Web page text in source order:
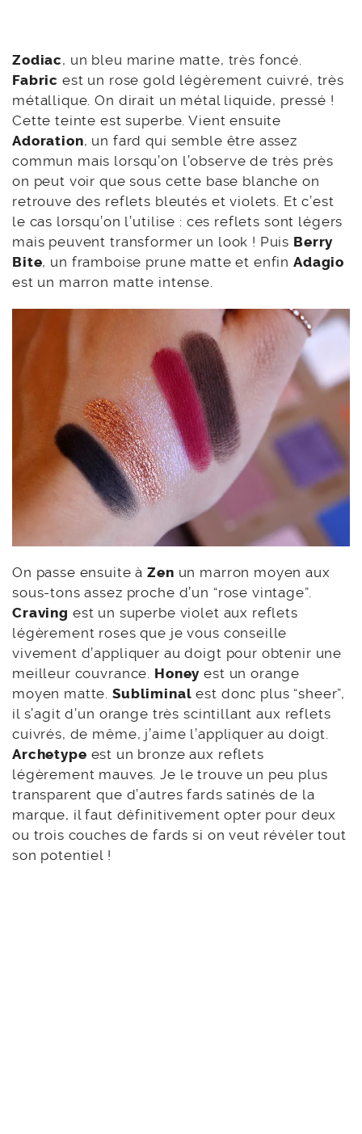
Zodiac, un bleu marine matte, très foncé.
Fabricest un rose gold légèrement cuivré, très
métallique. On dirait un métal liquide, pressé !
Cette teinte est superbe. Vient ensuite
Adoration, un fard qui semble être assez
commun mais lorsqu’on l’observe de très près
retrouve des reflets bleutés et violets. Et c’est
le cas lorsqu’on l’utilise : ces reflets sont légers
mais peuvent transformer un look ! Puis
Berry
, un framboise prune matte et enfin Adagio
est un marron matte intense.
On passe ensuite àZenun marron moyen aux
sous-tons assez proche d’un “rose vintage”.
Craving est un superbe violet aux reflets
légèrement roses que je vous conseille
vivement d’appliquer au doigt pour obtenir une
meilleur couvrance.Honeyest un orange
moyen matte.Subliminalest donc plus “sheer”,
il s’agit d’un orange très scintillant aux reflets
cuivrés, de même, j’aime l’appliquer au doigt.